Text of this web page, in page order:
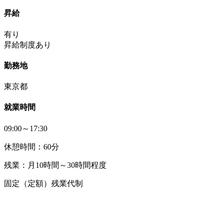
昇給
有り
昇給制度あり
勤務地
東京都
就業時間
09:00～17:30
休憩時間：60分
残業：月10時間～30時間程度
固定（定額）残業代制